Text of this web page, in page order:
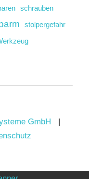
schrauben
stolpergefahr
GmbH |